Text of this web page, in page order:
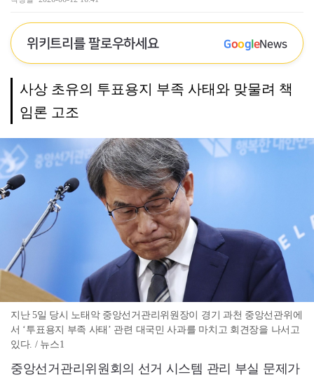
위키트리를 팔로우하세요 GoogleNews
사상 초유의 투표용지 부족 사태와 맞물려 책
임론 고조
지난 5일 당시 노태악 중앙선거관리위원장이 경기 과천 중앙선관위에
서 ‘투표용지 부족 사태’ 관련 대국민 사과를 마치고 회견장을 나서고
있다. / 뉴스1
중앙선거관리위원회의 선거 시스템 관리 부실 문제가